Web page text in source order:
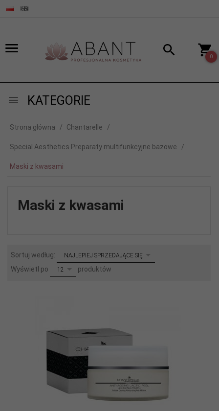
0
KATEGORIE
Strona główna Chantarelle
Special Aesthetics Preparaty multifunkcyjne bazowe
Maski z kwasami
Maski z kwasami
Sortuj według: sortNAJLEPIEJ SPRZEDAJĄCE SIĘ
Wyświetl po pop12 produktów